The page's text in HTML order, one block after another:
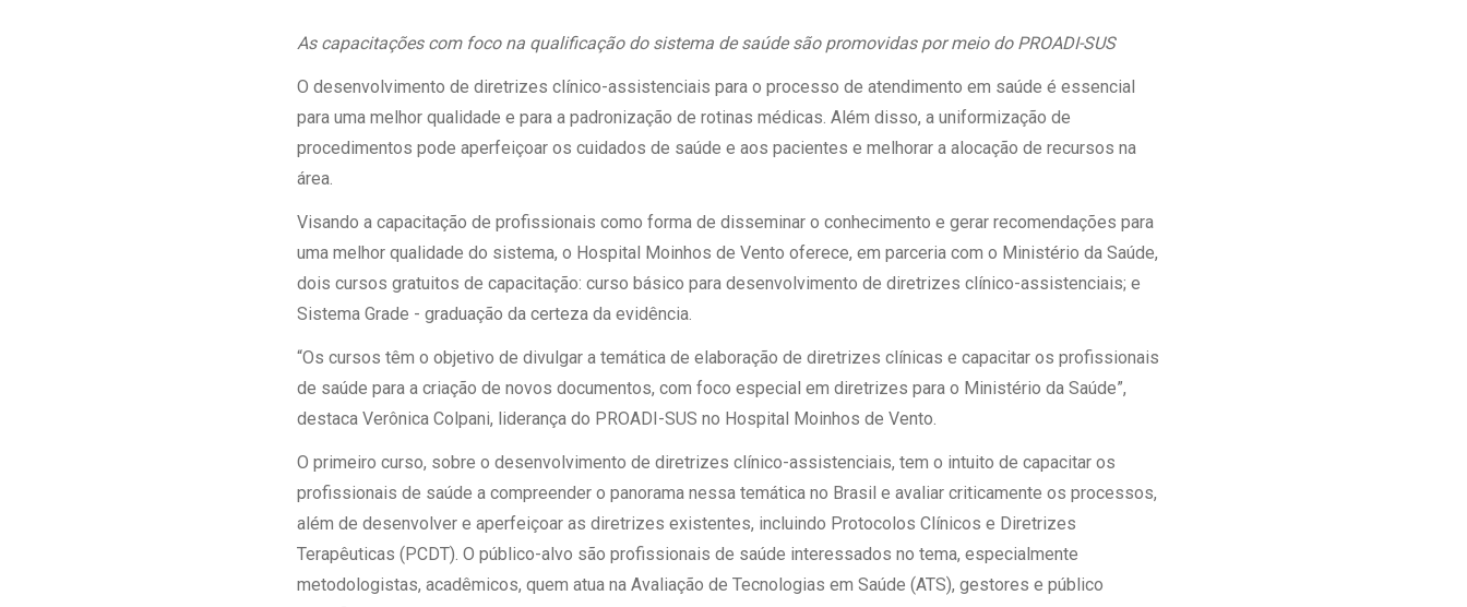
Estrutura de Gestão
Farmácia
Fisioterapia
Responsabilidade Ambiental
Responsabilidade Social
Serviço Social
Saúde Digital Moinhos
Tele Interconsultas
Gestão do Cuidado
As capacitações com foco na qualificação do sistema de saúde são promovidas por meio do PROADI-SUS
O desenvolvimento de diretrizes clínico-assistenciais para o processo de atendimento em saúde é essencial
para uma melhor qualidade e para a padronização de rotinas médicas. Além disso, a uniformização de
procedimentos pode aperfeiçoar os cuidados de saúde e aos pacientes e melhorar a alocação de recursos na
área.
Visando a capacitação de profissionais como forma de disseminar o conhecimento e gerar recomendações para
uma melhor qualidade do sistema, o Hospital Moinhos de Vento oferece, em parceria com o Ministério da Saúde,
dois cursos gratuitos de capacitação: curso básico para desenvolvimento de diretrizes clínico-assistenciais; e
Sistema Grade - graduação da certeza da evidência.
“Os cursos têm o objetivo de divulgar a temática de elaboração de diretrizes clínicas e capacitar os profissionais
de saúde para a criação de novos documentos, com foco especial em diretrizes para o Ministério da Saúde”,
destaca Verônica Colpani, liderança do PROADI-SUS no Hospital Moinhos de Vento.
O primeiro curso, sobre o desenvolvimento de diretrizes clínico-assistenciais, tem o intuito de capacitar os
profissionais de saúde a compreender o panorama nessa temática no Brasil e avaliar criticamente os processos,
além de desenvolver e aperfeiçoar as diretrizes existentes, incluindo Protocolos Clínicos e Diretrizes
Terapêuticas (PCDT). O público-alvo são profissionais de saúde interessados no tema, especialmente
metodologistas, acadêmicos, quem atua na Avaliação de Tecnologias em Saúde (ATS), gestores e público